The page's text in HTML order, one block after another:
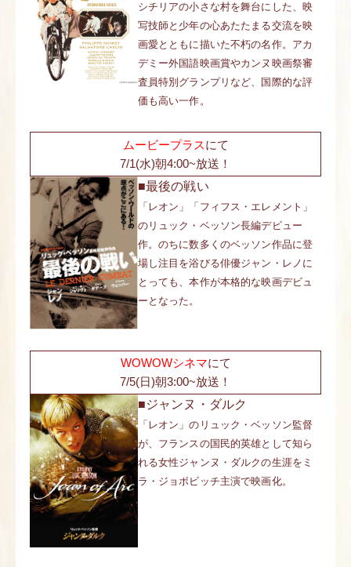
シチリアの小さな村を舞台にした、映
写技師と少年の心あたたまる交流を映
画愛とともに描いた不朽の名作。アカ
デミー外国語映画賞やカンヌ映画祭審
査員特別グランプリなど、国際的な評
価も高い一作。
ムービープラスにて
7/1(水)朝4:00~放送！
■最後の戦い
「レオン」「フィフス・エレメント」
のリュック・ベッソン長編デビュー
作。のちに数多くのベッソン作品に登
場し注目を浴びる俳優ジャン・レノに
とっても、本作が本格的な映画デビュ
ーとなった。
WOWOWシネマにて
7/5(日)朝3:00~放送！
■ジャンヌ・ダルク
「レオン」のリュック・ベッソン監督
が、フランスの国民的英雄として知ら
れる女性ジャンヌ・ダルクの生涯をミ
ラ・ジョボビッチ主演で映画化。